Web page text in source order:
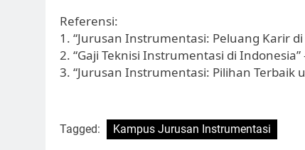
Referensi:
1. “Jurusan Instrumentasi: Peluang Karir di
2. “Gaji Teknisi Instrumentasi di
3. “Jurusan Instrumentasi: Pilihan Terbaik
Tagged: Kampus Jurusan Instrumentasi